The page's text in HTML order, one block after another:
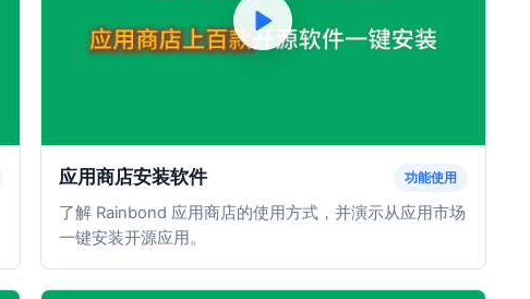
应用商店安装软件 功能使用
了解 Rainbond 应用商店的使用方式，并演示从应用市场
一键安装开源应用。